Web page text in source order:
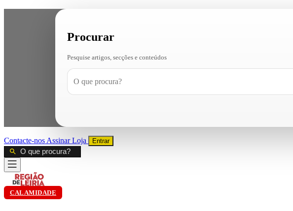
Procurar
Pesquise artigos, secções e conteúdos
Contacte-nos AssinarLoja Entrar
CALAMIDADE